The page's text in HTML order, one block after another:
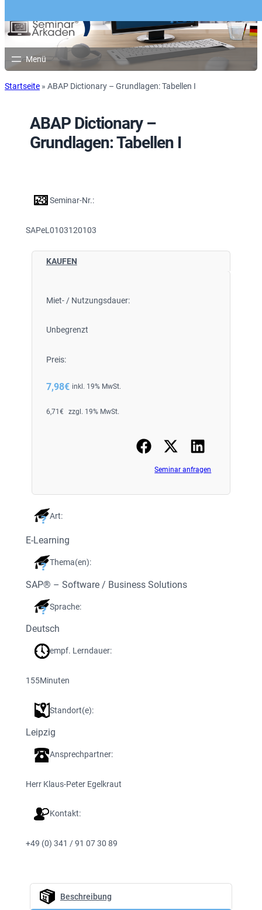
Startseite » ABAP Dictionary – Grundlagen: Tabellen I
ABAP Dictionary –
Grundlagen: Tabellen I
Seminar-Nr.:
SAPeL0103120103
KAUFEN
Miet- / Nutzungsdauer:
Unbegrenzt
Preis:
7,98€ inkl. 19% MwSt.
6,71 € zzgl. 19% MwSt.
Seminar anfragen
Art:
E-Learning
Thema(en):
SAP® – Software / Business Solutions
Sprache:
Deutsch
empf. Lerndauer:
155Minuten
Standort(e):
Leipzig
Ansprechpartner:
Herr Klaus-Peter Egelkraut
Kontakt:
+49 (0) 341 / 91 07 30 89
Beschreibung